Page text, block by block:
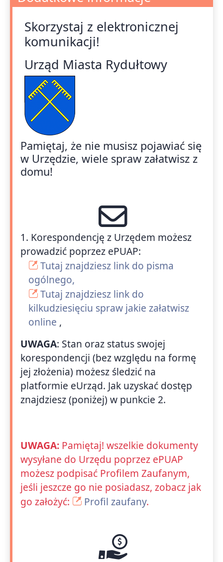
Dodatkowe informacje
Skorzystaj z elektronicznej
komunikacji!
Urząd Miasta Rydułtowy
Pamiętaj, że nie musisz pojawiać się
w Urzędzie, wiele spraw załatwisz z
domu!
1. Korespondencję z Urzędem możesz
prowadzić poprzez ePUAP:
Tutaj znajdziesz link do pisma
ogólnego,
Tutaj znajdziesz link do
kilkudziesięciu spraw jakie załatwisz
online ,
UWAGA: Stan oraz status swojej
korespondencji (bez względu na formę
jej złożenia) możesz śledzić na
platformie eUrząd. Jak uzyskać dostęp
znajdziesz (poniżej) w punkcie 2.
UWAGA: Pamiętaj! wszelkie dokumenty
wysyłane do Urzędu poprzez ePUAP
możesz podpisać Profilem Zaufanym,
jeśli jeszcze go nie posiadasz, zobacz jak
go założyć:
Profil zaufany.